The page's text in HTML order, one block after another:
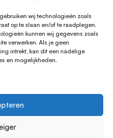
wij technologieën zoals
op te slaan en/of te raadplegen.
kunnen wij gegevens zoals
verwerken. Als je geen
intrekt, kan dit een nadelige
en mogelijkheden.
12047091
Kifid 300.017942